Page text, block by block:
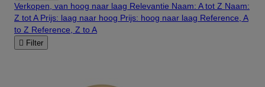
Verkopen, van hoog naar laag Relevantie Naam: A tot Z Naam:
Z tot A Prijs: laag naar hoog Prijs: hoog naar laag Reference, A
to Z Reference, Z to A
 Filter